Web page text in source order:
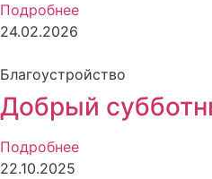
Подробнее
24.02.2026
Благоустройство
Добрый
Подробнее
22.10.2025